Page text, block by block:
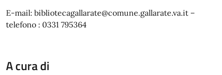
E-mail: bibliotecagallarate@comune.gallarate.va.it –
telefono : 0331 795364
A cura di